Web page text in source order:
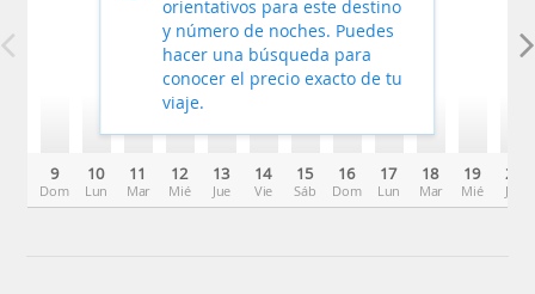
9
Dom
10
Lun
11
Mar
12
Mié
13
Jue
14
Vie
15
Sáb
16
Dom
17
Lun
18
Mar
19
Mié
20
Jue
orientativos para este destino
y número de noches. Puedes
hacer una búsqueda para
conocer el precio exacto de tu
viaje.